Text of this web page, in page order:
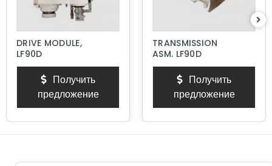
DRIVE MODULE,
LF90D
Получить
предложение
TRANSMISSION
ASM, LF90D
Получить
предложение